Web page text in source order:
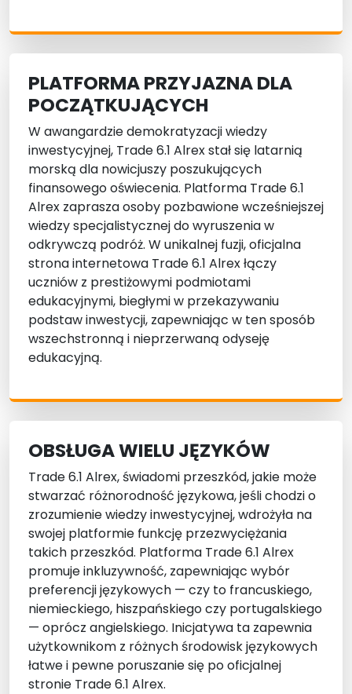
PLATFORMA PRZYJAZNA DLA
POCZĄTKUJĄCYCH
W awangardzie demokratyzacji wiedzy
inwestycyjnej, Trade 6.1 Alrex stał się latarnią
morską dla nowicjuszy poszukujących
finansowego oświecenia. Platforma Trade 6.1
Alrex zaprasza osoby pozbawione wcześniejszej
wiedzy specjalistycznej do wyruszenia w
odkrywczą podróż. W unikalnej fuzji, oficjalna
strona internetowa Trade 6.1 Alrex łączy
uczniów z prestiżowymi podmiotami
edukacyjnymi, biegłymi w przekazywaniu
podstaw inwestycji, zapewniając w ten sposób
wszechstronną i nieprzerwaną odyseję
edukacyjną.
OBSŁUGA WIELU JĘZYKÓW
Trade 6.1 Alrex, świadomi przeszkód, jakie może
stwarzać różnorodność językowa, jeśli chodzi o
zrozumienie wiedzy inwestycyjnej, wdrożyła na
swojej platformie funkcję przezwyciężania
takich przeszkód. Platforma Trade 6.1 Alrex
promuje inkluzywność, zapewniając wybór
preferencji językowych — czy to francuskiego,
niemieckiego, hiszpańskiego czy portugalskiego
— oprócz angielskiego. Inicjatywa ta zapewnia
użytkownikom z różnych środowisk językowych
łatwe i pewne poruszanie się po oficjalnej
stronie Trade 6.1 Alrex.